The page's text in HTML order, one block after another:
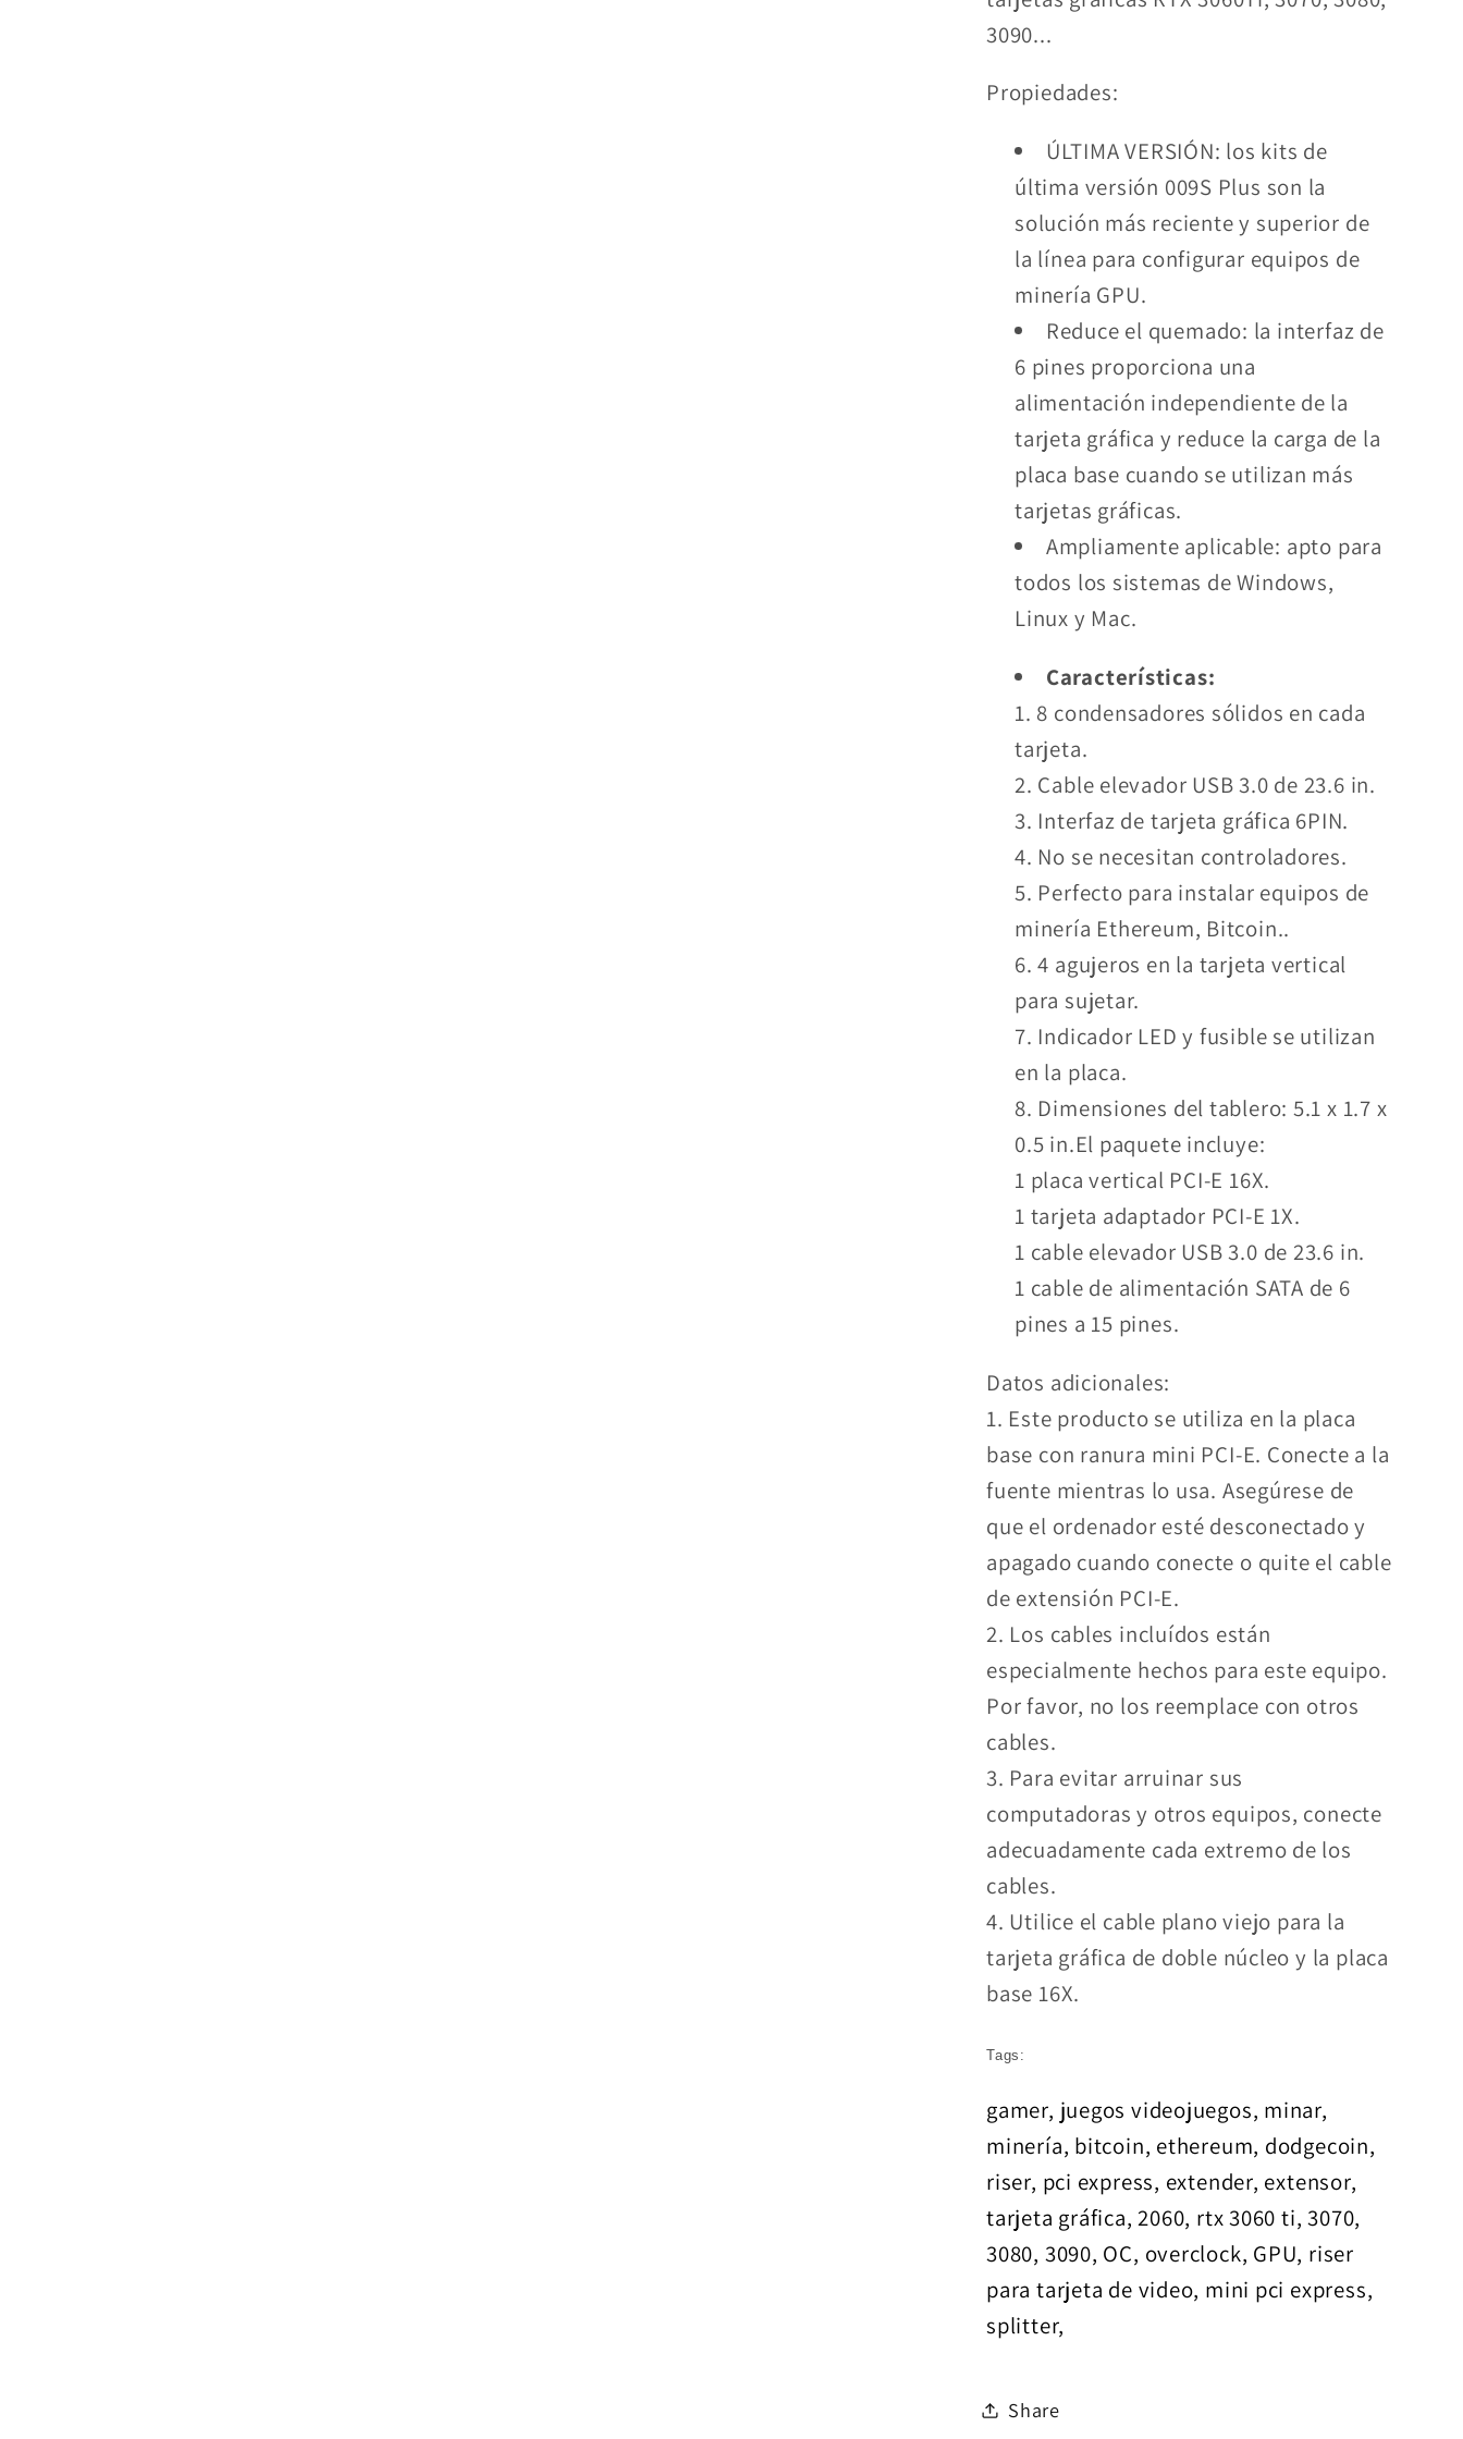
3090...
Propiedades:
ÚLTIMA VERSIÓN: los kits de
última versión 009S Plus son la
solución más reciente y superior de
la línea para configurar equipos de
minería GPU.
Reduce el quemado: la interfaz de
6 pines proporciona una
alimentación independiente de la
tarjeta gráfica y reduce la carga de la
placa base cuando se utilizan más
tarjetas gráficas.
Ampliamente aplicable: apto para
todos los sistemas de Windows,
Linux y Mac.
Características:
1. 8 condensadores sólidos en cada
tarjeta.
2. Cable elevador USB 3.0 de 23.6 in.
3. Interfaz de tarjeta gráfica 6PIN.
4. No se necesitan controladores.
5. Perfecto para instalar equipos de
minería Ethereum, Bitcoin..
6. 4 agujeros en la tarjeta vertical
para sujetar.
7. Indicador LED y fusible se utilizan
en la placa.
8. Dimensiones del tablero: 5.1 x 1.7 x
0.5 in.El paquete incluye:
1 placa vertical PCI-E 16X.
1 tarjeta adaptador PCI-E 1X.
1 cable elevador USB 3.0 de 23.6 in.
1 cable de alimentación SATA de 6
pines a 15 pines.
Datos adicionales:
1. Este producto se utiliza en la placa
base con ranura mini PCI-E. Conecte a la
fuente mientras lo usa. Asegúrese de
que el ordenador esté desconectado y
apagado cuando conecte o quite el cable
de extensión PCI-E.
2. Los cables incluídos están
especialmente hechos para este equipo.
Por favor, no los reemplace con otros
cables.
3. Para evitar arruinar sus
computadoras y otros equipos, conecte
adecuadamente cada extremo de los
cables.
4. Utilice el cable plano viejo para la
tarjeta gráfica de doble núcleo y la placa
base 16X.
Tags:
gamer, juegos videojuegos, minar,
minería, bitcoin, ethereum, dodgecoin,
riser, pci express, extender, extensor,
tarjeta gráfica, 2060, rtx 3060 ti, 3070,
3080, 3090, OC, overclock, GPU, riser
para tarjeta de video, mini pci express,
splitter,
Share